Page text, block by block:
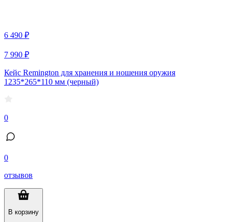
6 490 ₽
7 990 ₽
Кейс Remington для хранения и ношения оружия
1235*265*110 мм (черный)
0
0
отзывов
В корзину